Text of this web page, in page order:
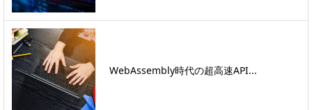
WebAssembly時代の超高速API...